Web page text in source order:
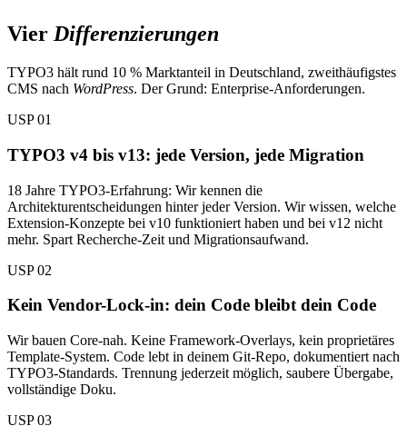
Vier Differenzierungen
TYPO3 hält rund 10 % Marktanteil in Deutschland, zweithäufigstes
CMS nach WordPress. Der Grund: Enterprise-Anforderungen.
USP 01
TYPO3 v4 bis v13: jede Version, jede Migration
18 Jahre TYPO3-Erfahrung: Wir kennen die
Architekturentscheidungen hinter jeder Version. Wir wissen, welche
Extension-Konzepte bei v10 funktioniert haben und bei v12 nicht
mehr. Spart Recherche-Zeit und Migrationsaufwand.
USP 02
Kein Vendor-Lock-in: dein Code bleibt dein Code
Wir bauen Core-nah. Keine Framework-Overlays, kein proprietäres
Template-System. Code lebt in deinem Git-Repo, dokumentiert nach
TYPO3-Standards. Trennung jederzeit möglich, saubere Übergabe,
vollständige Doku.
USP 03